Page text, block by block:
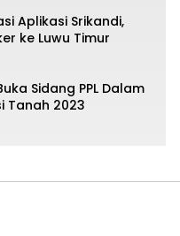
Aplikasi Srikandi,
ke Luwu Timur
Sidang PPL Dalam
Tanah 2023